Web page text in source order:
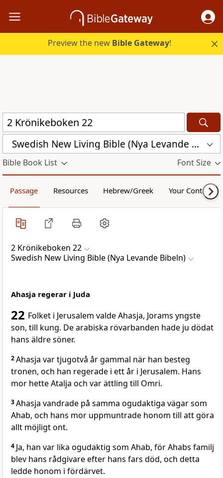
Preview the new Bible Gateway!
Swedish New Living Bible (Nya Levande Bibeln) (SVL)
Bible Book List Font Size
Passage Resources Hebrew/Greek Your Content
2 Krönikeboken 22
Swedish New Living Bible (Nya Levande Bibeln)
Ahasja regerar i Juda
22 Folket i Jerusalem valde Ahasja, Jorams yngste
son, till kung. De arabiska rövarbanden hade ju dödat
hans äldre söner.
2Ahasja var tjugotvå år gammal när han besteg
tronen, och han regerade i ett år i Jerusalem. Hans
mor hette Atalja och var ättling till Omri.
3Ahasja vandrade på samma ogudaktiga vägar som
Ahab, och hans mor uppmuntrade honom till att göra
allt möjligt ont.
4 Ja, han var lika ogudaktig som Ahab, för Ahabs familj
blev hans rådgivare efter hans fars död, och detta
ledde honom i fördärvet.